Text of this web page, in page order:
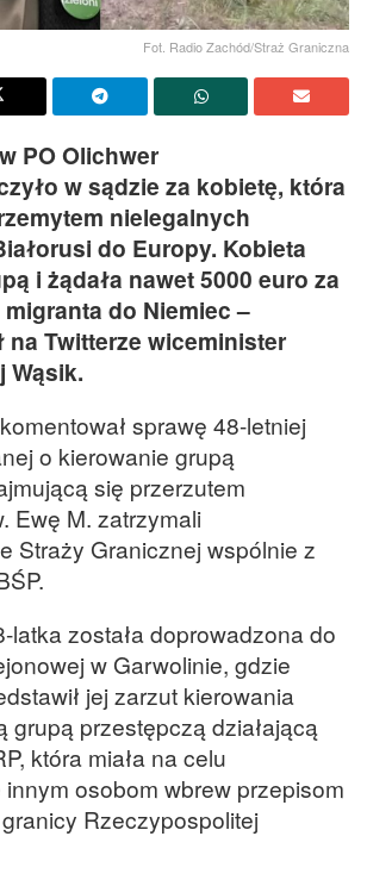
Fot. Radio Zachód/Straż Graniczna
PO Olichwer
w sądzie za kobietę, która
nielegalnych
do Europy. Kobieta
i żądała nawet 5000 euro za
do Niemiec –
na Twitterze wiceminister
Wąsik.
sprawę 48-letniej
o kierowanie grupą
się przerzutem
Ewę M. zatrzymali
Straży Granicznej wspólnie z
latka została doprowadzona do
w Garwolinie, gdzie
jej zarzut kierowania
grupą przestępczą działającą
która miała na celu
osobom wbrew przepisom
Rzeczypospolitej